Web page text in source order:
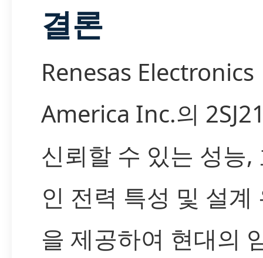
결론
Renesas Electronics
America Inc.의
신뢰할 수 있는 성능,
인 전력 특성 및 설계
을 제공하여 현대의